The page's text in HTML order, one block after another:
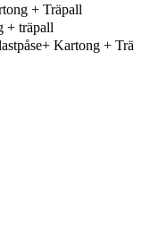
+ Träpall
+ träpall
Kartong + Trä